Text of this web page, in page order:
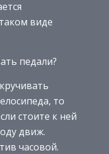
виде
педали?
то
стоите к ней
движ.
часовой.